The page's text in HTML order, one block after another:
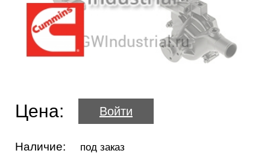
Цена: Войти
Наличие: под заказ